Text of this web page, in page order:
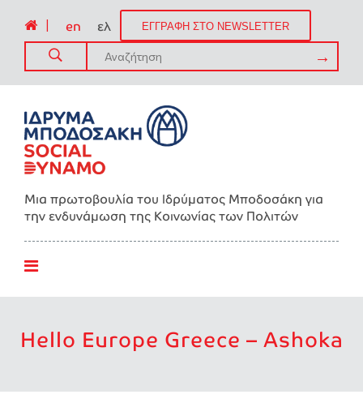
en ελ ΕΓΓΡΑΦΗ ΣΤΟ NEWSLETTER
Μια πρωτοβουλία του Ιδρύματος Μποδοσάκη για
την ενδυνάμωση της Kοινωνίας των Πολιτών
Hello Europe Greece – Ashoka